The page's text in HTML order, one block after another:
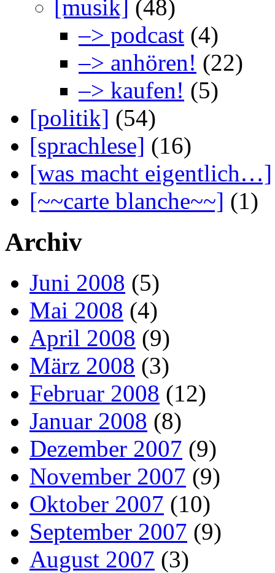
[musik] (48)
–> podcast (4)
–> anhören! (22)
–> kaufen! (5)
[politik] (54)
[sprachlese] (16)
[was macht eigentlich…]
[~~carte blanche~~] (1)
Archiv
Juni 2008 (5)
Mai 2008 (4)
April 2008 (9)
März 2008 (3)
Februar 2008 (12)
Januar 2008 (8)
Dezember 2007 (9)
November 2007 (9)
Oktober 2007 (10)
September 2007 (9)
August 2007 (3)